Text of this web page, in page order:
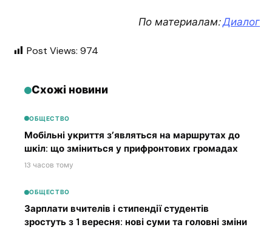
По материалам:Диалог
Post Views: 974
Схожі новини
ОБЩЕСТВО
Мобільні укриття з’являться на маршрутах до
шкіл: що зміниться у прифронтових громадах
13 часов тому
ОБЩЕСТВО
Зарплати вчителів і стипендії студентів
зростуть з 1 вересня: нові суми та головні зміни